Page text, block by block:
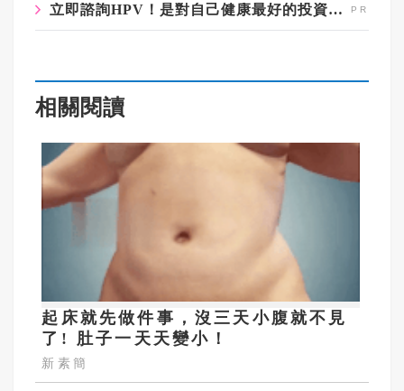
立即諮詢HPV！是對自己健康最好的投資，把握現在不嫌晚！
相關閱讀
起床就先做件事，沒三天小腹就不見
了! 肚子一天天變小！
新素簡